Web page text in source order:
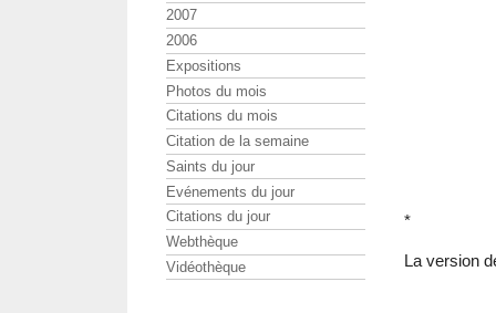
*
La version
2007
2006
Expositions
Photos du mois
Citations du mois
Citation de la semaine
Saints du jour
Evénements du jour
Citations du jour
Webthèque
Vidéothèque